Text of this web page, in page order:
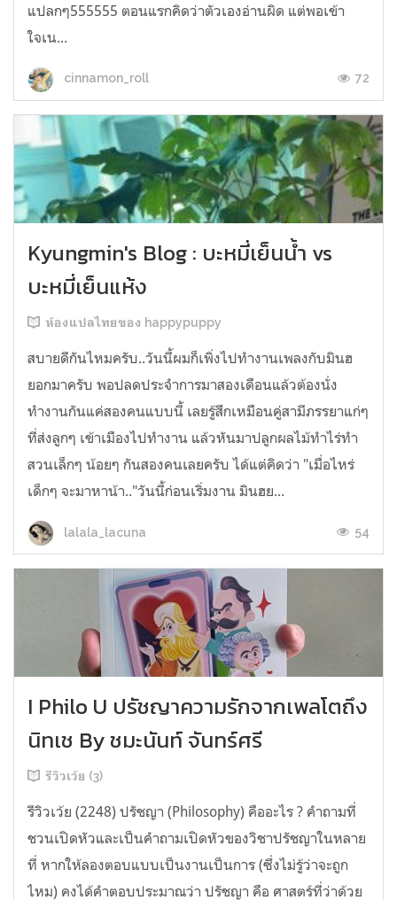
แปลกๆ555555 ตอนแรกคิดว่าตัวเองอ่านผิด แต่พอเข้า
ใจเน...
cinnamon_roll 72
Kyungmin's Blog : บะหมี่เย็นน้ำ vs
บะหมี่เย็นแห้ง
ห้องแปลไทยของ happypuppy
สบายดีกันไหมครับ..วันนี้ผมก็เพิ่งไปทำงานเพลงกับมินฮ
ยอกมาครับ พอปลดประจำการมาสองเดือนแล้วต้องนั่ง
ทำงานกันแค่สองคนแบบนี้ เลยรู้สึกเหมือนคู่สามีภรรยาแก่ๆ
ที่ส่งลูกๆ เข้าเมืองไปทำงาน แล้วหันมาปลูกผลไม้ทำไร่ทำ
สวนเล็กๆ น้อยๆ กันสองคนเลยครับ ได้แต่คิดว่า "เมื่อไหร่
เด็กๆ จะมาหาน้า.."วันนี้ก่อนเริ่มงาน มินฮย...
lalala_lacuna 54
I Philo U ปรัชญาความรักจากเพลโตถึง
นิทเช By ชมะนันท์ จันทร์ศรี
รีวิวเว้ย (3)
รีวิวเว้ย (2248) ปรัชญา (Philosophy) คืออะไร ? คำถามที่
ชวนเปิดหัวและเป็นคำถามเปิดหัวของวิชาปรัชญาในหลาย
ที่ หากให้ลองตอบแบบเป็นงานเป็นการ (ซึ่งไม่รู้ว่าจะถูก
ไหม) คงได้คำตอบประมาณว่า ปรัชญา คือ ศาสตร์ที่ว่าด้วย